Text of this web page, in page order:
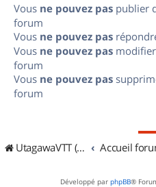
Vous ne pouvez pas publier
forum
Vous ne pouvez pas
Vous ne pouvez pas
forum
Vous ne pouvez pas
forum
UtagawaVTT (Randos VTT et VTTAE avec traces GPS) Accueil
Développé par phpBB®